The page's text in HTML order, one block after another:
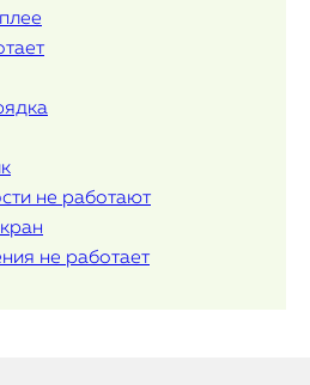
не работают
не работает